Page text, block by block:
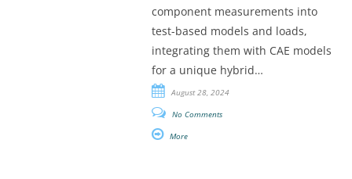
component measurements into
test-based models and loads,
integrating them with CAE models
for a unique hybrid…
August 28, 2024
No Comments
More